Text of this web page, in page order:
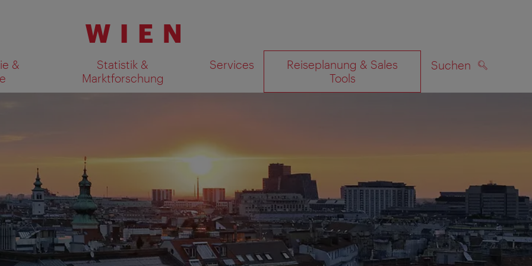
&
Statistik &
Marktforschung
Services
Reiseplanung & Sales
Tools
Suchen